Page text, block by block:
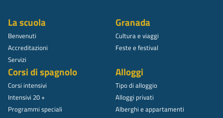
La scuola
Benvenuti
Accreditazioni
Servizi
Granada
Cultura e viaggi
Feste e festival
Corsi di spagnolo
Corsi intensivi
Intensivi 20 +
Programmi speciali
Alloggi
Tipo di alloggio
Alloggi privati
Alberghi e appartamenti